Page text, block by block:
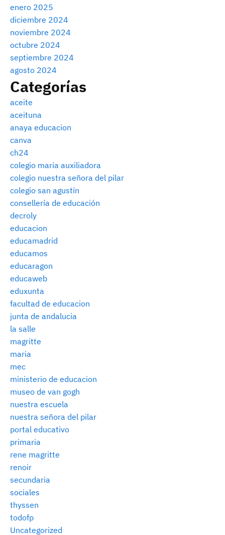
enero 2025
diciembre 2024
noviembre 2024
octubre 2024
septiembre 2024
agosto 2024
Categorías
aceite
aceituna
anaya educacion
canva
ch24
colegio maria auxiliadora
colegio nuestra señora del pilar
colegio san agustín
consellería de educación
decroly
educacion
educamadrid
educamos
educaragon
educaweb
eduxunta
facultad de educacion
junta de andalucia
la salle
magritte
maria
mec
ministerio de educacion
museo de van gogh
nuestra escuela
nuestra señora del pilar
portal educativo
primaria
rene magritte
renoir
secundaria
sociales
thyssen
todofp
Uncategorized